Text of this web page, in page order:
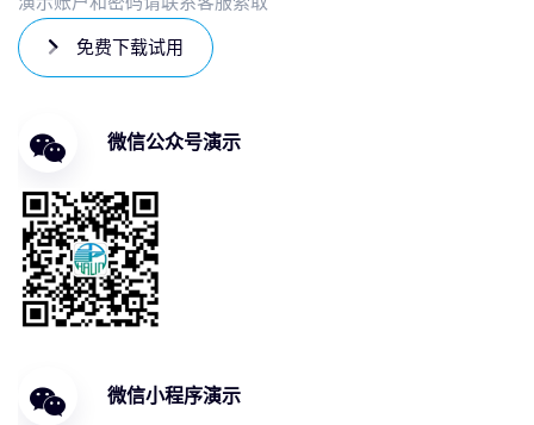
免费下载试用
微信公众号演示
微信小程序演示